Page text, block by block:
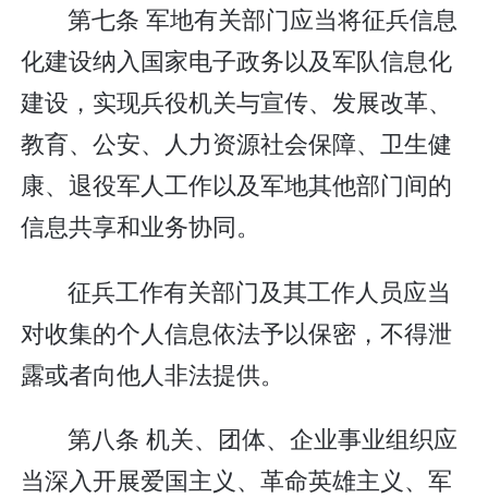
第七条 军地有关部门应当将征兵信息
化建设纳入国家电子政务以及军队信息化
建设，实现兵役机关与宣传、发展改革、
教育、公安、人力资源社会保障、卫生健
康、退役军人工作以及军地其他部门间的
信息共享和业务协同。
征兵工作有关部门及其工作人员应当
对收集的个人信息依法予以保密，不得泄
露或者向他人非法提供。
第八条 机关、团体、企业事业组织应
当深入开展爱国主义、革命英雄主义、军